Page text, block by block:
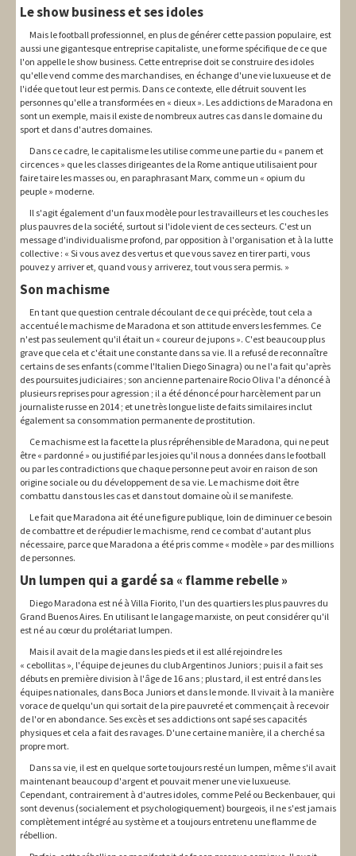
Le show business et ses idoles
Mais le football professionnel, en plus de générer cette passion populaire, est
aussi une gigantesque entreprise capitaliste, une forme spécifique de ce que
l'on appelle le show business. Cette entreprise doit se construire des idoles
qu'elle vend comme des marchandises, en échange d'une vie luxueuse et de
l'idée que tout leur est permis. Dans ce contexte, elle détruit souvent les
personnes qu'elle a transformées en « dieux ». Les addictions de Maradona en
sont un exemple, mais il existe de nombreux autres cas dans le domaine du
sport et dans d'autres domaines.
Dans ce cadre, le capitalisme les utilise comme une partie du « panem et
circences » que les classes dirigeantes de la Rome antique utilisaient pour
faire taire les masses ou, en paraphrasant Marx, comme un « opium du
peuple » moderne.
Il s'agit également d'un faux modèle pour les travailleurs et les couches les
plus pauvres de la société, surtout si l'idole vient de ces secteurs. C'est un
message d'individualisme profond, par opposition à l'organisation et à la lutte
collective : « Si vous avez des vertus et que vous savez en tirer parti, vous
pouvez y arriver et, quand vous y arriverez, tout vous sera permis. »
Son machisme
En tant que question centrale découlant de ce qui précède, tout cela a
accentué le machisme de Maradona et son attitude envers les femmes. Ce
n'est pas seulement qu'il était un « coureur de jupons ». C'est beaucoup plus
grave que cela et c'était une constante dans sa vie. Il a refusé de reconnaître
certains de ses enfants (comme l'Italien Diego Sinagra) ou ne l'a fait qu'après
des poursuites judiciaires ; son ancienne partenaire Rocio Oliva l'a dénoncé à
plusieurs reprises pour agression ; il a été dénoncé pour harcèlement par un
journaliste russe en 2014 ; et une très longue liste de faits similaires inclut
également sa consommation permanente de prostitution.
Ce machisme est la facette la plus répréhensible de Maradona, qui ne peut
être « pardonné » ou justifié par les joies qu'il nous a données dans le football
ou par les contradictions que chaque personne peut avoir en raison de son
origine sociale ou du développement de sa vie. Le machisme doit être
combattu dans tous les cas et dans tout domaine où il se manifeste.
Le fait que Maradona ait été une figure publique, loin de diminuer ce besoin
de combattre et de répudier le machisme, rend ce combat d'autant plus
nécessaire, parce que Maradona a été pris comme « modèle » par des millions
de personnes.
Un lumpen qui a gardé sa « flamme rebelle »
Diego Maradona est né à Villa Fiorito, l'un des quartiers les plus pauvres du
Grand Buenos Aires. En utilisant le langage marxiste, on peut considérer qu'il
est né au cœur du prolétariat lumpen.
Mais il avait de la magie dans les pieds et il est allé rejoindre les
« cebollitas », l'équipe de jeunes du club Argentinos Juniors ; puis il a fait ses
débuts en première division à l'âge de 16 ans ; plus tard, il est entré dans les
équipes nationales, dans Boca Juniors et dans le monde. Il vivait à la manière
vorace de quelqu'un qui sortait de la pire pauvreté et commençait à recevoir
de l'or en abondance. Ses excès et ses addictions ont sapé ses capacités
physiques et cela a fait des ravages. D'une certaine manière, il a cherché sa
propre mort.
Dans sa vie, il est en quelque sorte toujours resté un lumpen, même s'il avait
maintenant beaucoup d'argent et pouvait mener une vie luxueuse.
Cependant, contrairement à d'autres idoles, comme Pelé ou Beckenbauer, qui
sont devenus (socialement et psychologiquement) bourgeois, il ne s'est jamais
complètement intégré au système et a toujours entretenu une flamme de
rébellion.